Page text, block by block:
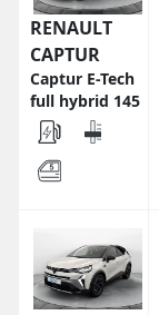
RENAULT
CAPTUR
Captur E-Tech
full hybrid 145